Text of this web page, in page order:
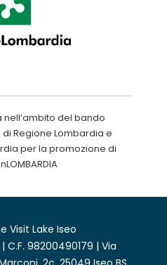
nell’ambito del bando
Regione Lombardia e
per la promozione di
Visit Lake Iseo
C.F. 98200490179 | Via